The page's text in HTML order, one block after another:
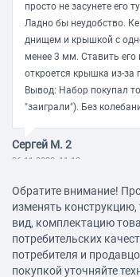
просто не засунете его
Ладно бы неудобство.
днищем и крышкой с
менее 3 мм. Ставить
откроется крышка из-за
Вывод: Набор покупал
"заиграли"). Без
Сергей М. 2
26.11.2020, 11:12
Достоинства:
Отличный аппарат,
отзыв. У меня нет
Провод нормально
Обратите внимание!
изменять конструкцию,
вид, комплектацию
потребительских
потребителя и
покупкой уточняйте